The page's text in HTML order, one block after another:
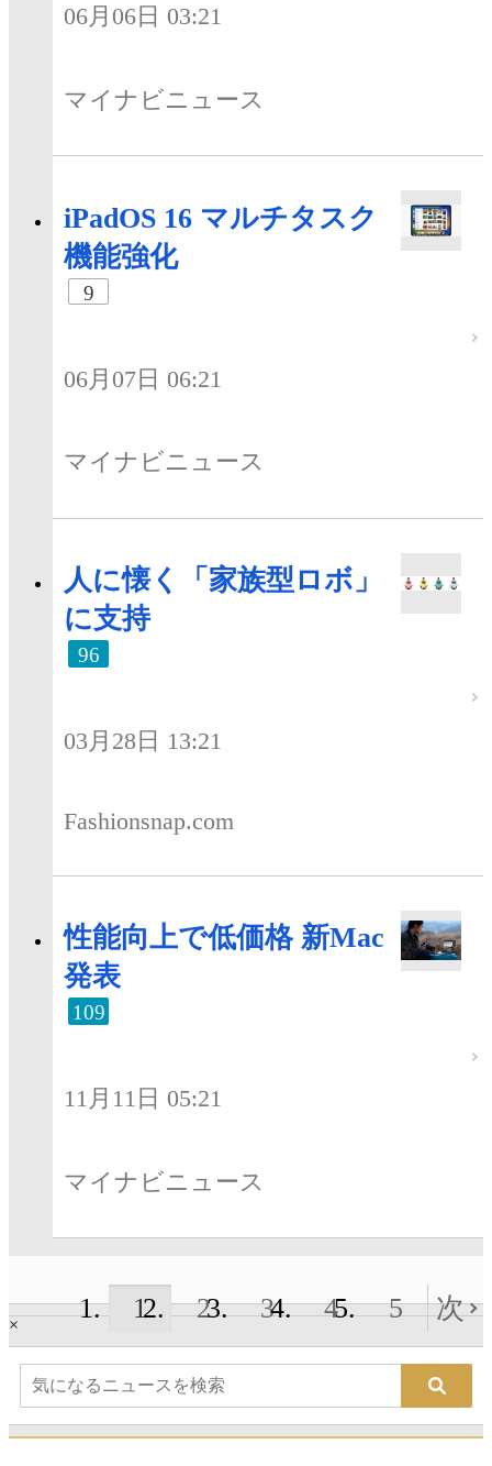
06月06日 03:21
マイナビニュース
iPadOS 16 マルチタスク
機能強化
9
06月07日 06:21
マイナビニュース
人に懐く「家族型ロボ」
に支持
96
03月28日 13:21
Fashionsnap.com
性能向上で低価格 新Mac
発表
109
11月11日 05:21
マイナビニュース
1 2 3 4 5 次
×